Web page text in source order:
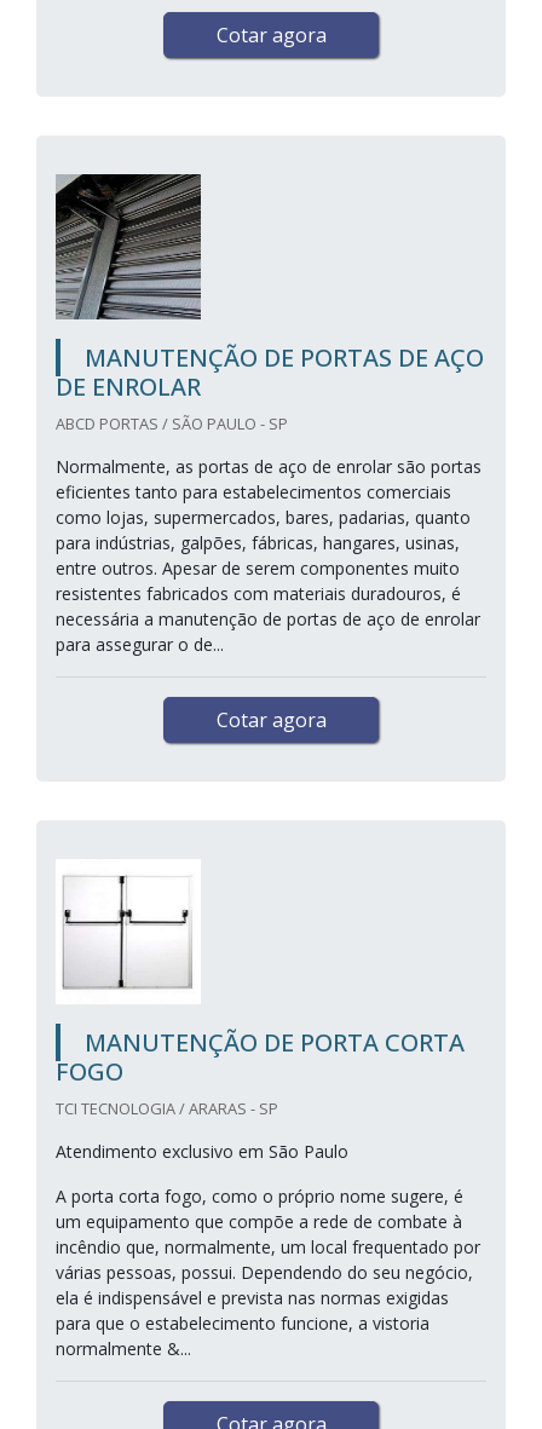
Cotar agora
MANUTENÇÃO DE PORTAS DE AÇO
DE ENROLAR
ABCD PORTAS / SÃO PAULO - SP
Normalmente, as portas de aço de enrolar são portas
eficientes tanto para estabelecimentos comerciais
como lojas, supermercados, bares, padarias, quanto
para indústrias, galpões, fábricas, hangares, usinas,
entre outros. Apesar de serem componentes muito
resistentes fabricados com materiais duradouros, é
necessária a manutenção de portas de aço de enrolar
para assegurar o de...
Cotar agora
MANUTENÇÃO DE PORTA CORTA
FOGO
TCI TECNOLOGIA / ARARAS - SP
Atendimento exclusivo em São Paulo
A porta corta fogo, como o próprio nome sugere, é
um equipamento que compõe a rede de combate à
incêndio que, normalmente, um local frequentado por
várias pessoas, possui. Dependendo do seu negócio,
ela é indispensável e prevista nas normas exigidas
para que o estabelecimento funcione, a vistoria
normalmente &...